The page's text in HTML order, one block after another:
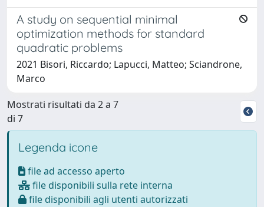
A study on sequential minimal
optimization methods for standard
quadratic problems
2021 Bisori, Riccardo; Lapucci, Matteo; Sciandrone,
Marco
Mostrati risultati da 2 a 7
di 7
Legenda icone
file ad accesso aperto
file disponibili sulla rete interna
file disponibili agli utenti autorizzati